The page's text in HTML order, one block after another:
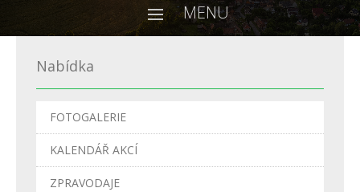
MENU
Nabídka
FOTOGALERIE
KALENDÁŘ AKCÍ
ZPRAVODAJE